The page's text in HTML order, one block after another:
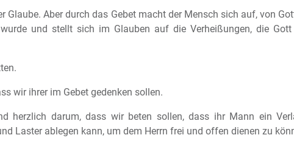
Glaube. Aber durch das Gebet macht der Mensch sich auf, von
und stellt sich im Glauben auf die Verheißungen, die
wir ihrer im Gebet gedenken sollen.
herzlich darum, dass wir beten sollen, dass ihr Mann ein
Laster ablegen kann, um dem Herrn frei und offen dienen zu